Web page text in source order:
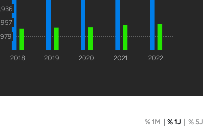
2018 2019 2020 2021 2022
% 1M % 1J % 5J